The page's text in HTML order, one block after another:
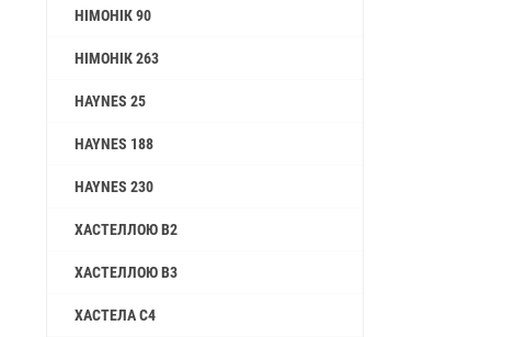
НІМОНІК 90
НІМОНІК 263
HAYNES 25
HAYNES 188
HAYNES 230
ХАСТЕЛЛОЮ B2
ХАСТЕЛЛОЮ B3
ХАСТЕЛА C4